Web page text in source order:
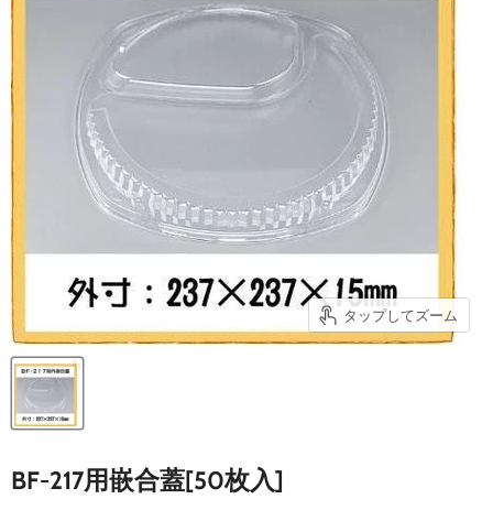
タップしてズーム
BF-217用嵌合蓋[50枚入]